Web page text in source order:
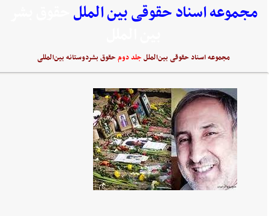
مجموعه اسناد حقوقی بین الملل
مجموعه اسناد حقوقی بین‌المللجلد دومحقوق بشردوستانه بین‌المللی